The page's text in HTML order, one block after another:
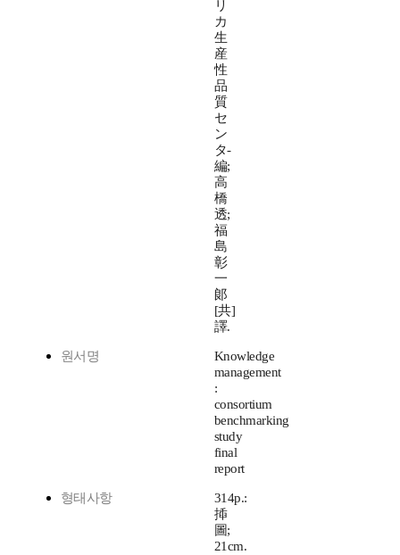
リ
カ
生
産
性
品
質
セ
ン
タ-
編;
高
橋
透;
福
島
彰
一
郞
[共]
譯.
원서명
Knowledge
management
:
consortium
benchmarking
study
final
report
형태사항
314p.:
揷
圖;
21cm.